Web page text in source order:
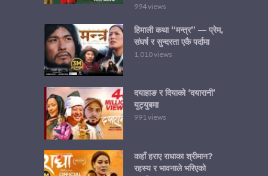
994 views
हिमाली कथा “मन्त्र” — प्रेम,
संघर्ष र सुन्दरता एकै पर्दामा
1,010 views
दयाहाङ र दियाको ‘दयारानी’
युट्युबमा
991 views
कहाँ हराए राधाका श्रीमान?
रहस्य र भावनाले भरिएको